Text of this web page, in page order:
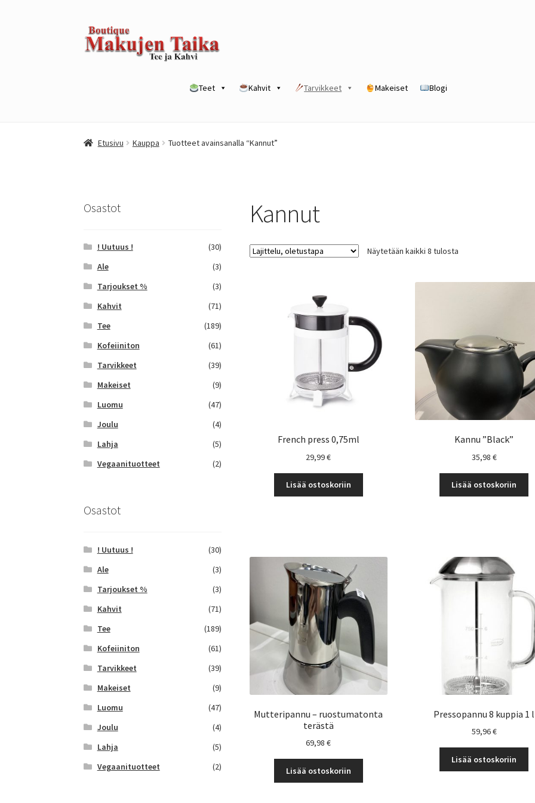
Siirry
navigointiin
Siirry
sisältöön
Teet Kahvit Tarvikkeet Makeiset Blogi
Yrityksille
Etusivu Kauppa Tuotteet avainsanalla “Kannut”
Kannut
Näytetään kaikki 8 tulosta
French press 0,75ml
29,99€
Lisää ostoskoriin
Kannu ”Black”
35,98 €
Lisää ostoskoriin
Mutteripannu – ruostumatonta
terästä
69,98€
Lisää ostoskoriin
Pressopannu 8 kuppia 1 l
59,96€
Lisää ostoskoriin
Osastot
! Uutuus !
(30)
Ale
(3)
Tarjoukset %
(3)
Kahvit
(71)
Tee
(189)
Kofeiiniton
(61)
Tarvikkeet
(39)
Makeiset
(9)
Luomu
(47)
Joulu
(4)
Lahja
(5)
Vegaanituotteet
(2)
Osastot
! Uutuus !
(30)
Ale
(3)
Tarjoukset %
(3)
Kahvit
(71)
Tee
(189)
Kofeiiniton
(61)
Tarvikkeet
(39)
Makeiset
(9)
Luomu
(47)
Joulu
(4)
Lahja
(5)
Vegaanituotteet
(2)